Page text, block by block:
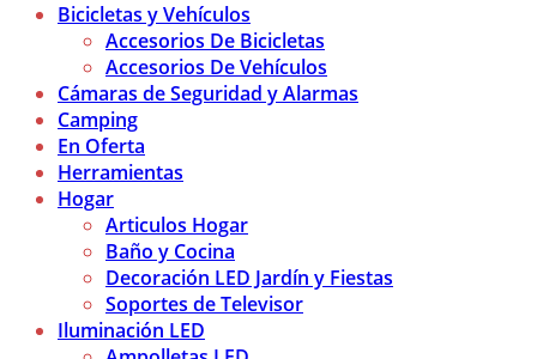
Bicicletas y Vehículos
Accesorios De Bicicletas
Accesorios De Vehículos
Cámaras de Seguridad y Alarmas
Camping
En Oferta
Herramientas
Hogar
Articulos Hogar
Baño y Cocina
Decoración LED Jardín y Fiestas
Soportes de Televisor
Iluminación LED